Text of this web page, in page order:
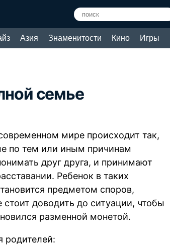
Азия Знаменитости Кино Игры
семье
мире происходит так,
по тем или иным причинам
друг друга, и принимают
Ребенок в таких
предметом споров,
доводить до ситуации, чтобы
разменной монетой.
родителей: